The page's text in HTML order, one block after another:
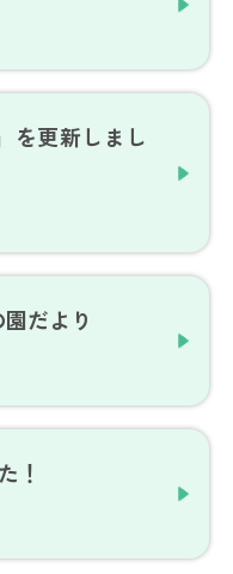
を更新しまし
だより
！